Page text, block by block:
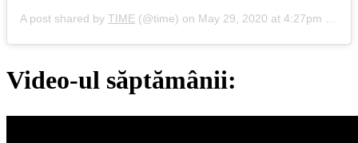
A post shared by TIME (@time) on May 29, 2020 at 4:27pm PDT
Video-ul săptămânii: